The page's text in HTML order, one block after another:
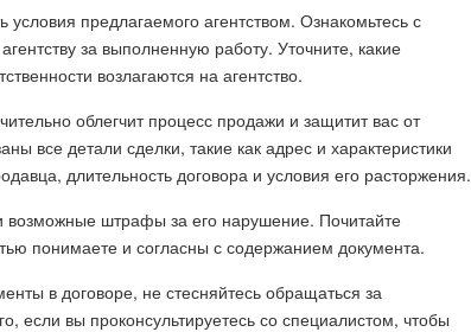
предлагаемого агентством. Ознакомьтесь с
за выполненную работу. Уточните, какие
возлагаются на агентство.
облегчит процесс продажи и защитит вас от
все детали сделки, такие как адрес и характеристики
длительность договора и условия его расторжения.
возможные штрафы за его нарушение. Почитайте
понимаете и согласны с содержанием документа.
в договоре, не стесняйтесь обращаться за
если вы проконсультируетесь со специалистом, чтобы